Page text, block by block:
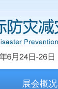
展会概况